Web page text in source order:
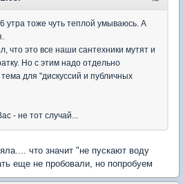
утра тоже чуть теплой умываюсь. А
что это все наши сантехники мутят и
Но с этим надо отдельно
для "дискуссий и публичных
- не тот случай...
что значит "не пускают воду
еще не пробовали, но попробуем